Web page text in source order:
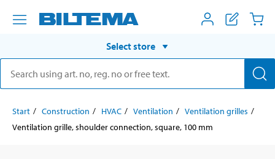
Select store
Start Construction HVAC Ventilation
Ventilation grilles
Ventilation grille, shoulder connection, square, 100 mm